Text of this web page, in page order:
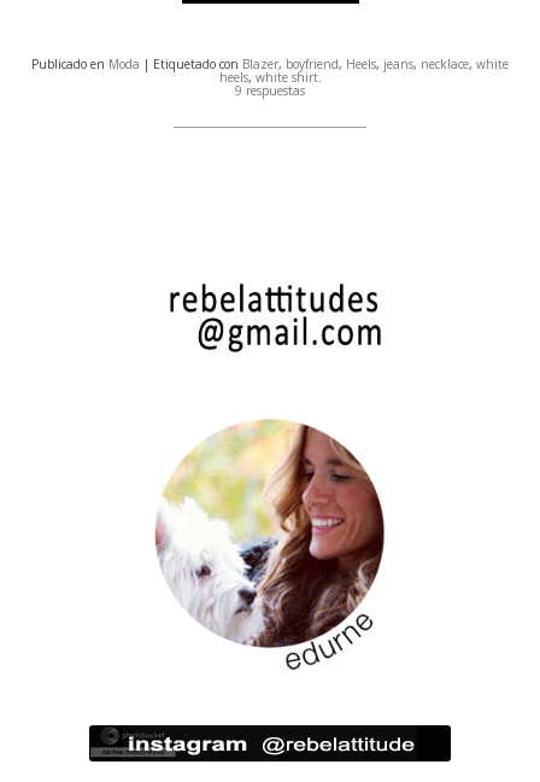
Publicado en Moda | Etiquetado con Blazer, boyfriend, Heels, jeans, necklace, white
heels, white shirt.
9 respuestas